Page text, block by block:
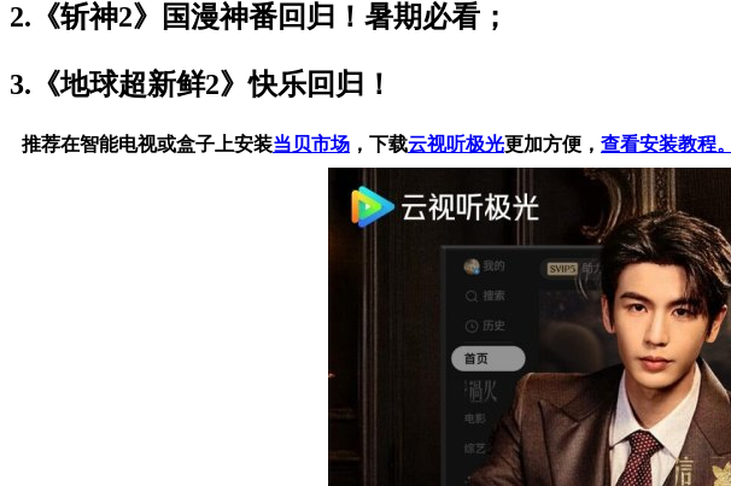
2. 《斩神2》国漫神番回归！暑期必看；
3. 《地球超新鲜2》快乐回归！
推荐在智能电视或盒子上安装当贝市场 ，下载云视听极光更加方便， 查看安装教程。